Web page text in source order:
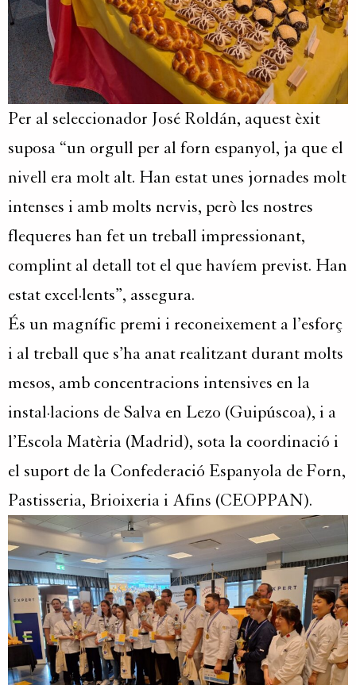
Per al seleccionador José Roldán, aquest èxit
suposa “un orgull per al forn espanyol, ja que el
nivell era molt alt. Han estat unes jornades molt
intenses i amb molts nervis, però les nostres
flequeres han fet un treball impressionant,
complint al detall tot el que havíem previst. Han
estat excel·lents”, assegura.
És un magnífic premi i reconeixement a l’esforç
i al treball que s’ha anat realitzant durant molts
mesos, amb concentracions intensives en la
instal·lacions de Salva en Lezo (Guipúscoa), i a
l’Escola Matèria (Madrid), sota la coordinació i
el suport de la Confederació Espanyola de Forn,
Pastisseria, Brioixeria i Afins (CEOPPAN).